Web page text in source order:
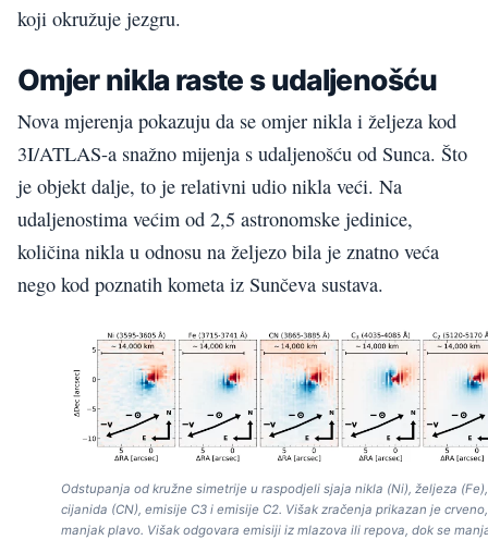
koji okružuje jezgru.
Omjer nikla raste s udaljenošću
Nova mjerenja pokazuju da se omjer nikla i željeza kod
3I/ATLAS-a snažno mijenja s udaljenošću od Sunca. Što
je objekt dalje, to je relativni udio nikla veći. Na
udaljenostima većim od 2,5 astronomske jedinice,
količina nikla u odnosu na željezo bila je znatno veća
nego kod poznatih kometa iz Sunčeva sustava.
Odstupanja od kružne simetrije u raspodjeli sjaja nikla (Ni), željeza (Fe),
cijanida (CN), emisije C3 i emisije C2. Višak zračenja prikazan je
manjak plavo. Višak odgovara emisiji iz mlazova ili repova, dok se